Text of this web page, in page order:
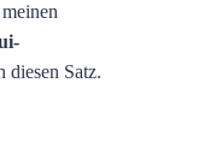
diesen Satz.